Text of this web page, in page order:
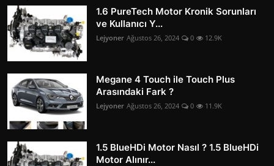
1.6 PureTech Motor Kronik Sorunları
ve Kullanıcı Y...
Lejyoner Ağustos 26, 2024 0 12.9K
Megane 4 Touch ile Touch Plus
Arasındaki Fark ?
Lejyoner Ağustos 26, 2024 0 11.9K
1.5 BlueHDi Motor Nasıl ? 1.5 BlueHDi
Motor Alınır...